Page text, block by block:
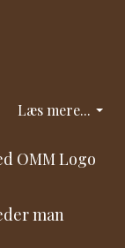
Læs mere...
OMM Logo
man